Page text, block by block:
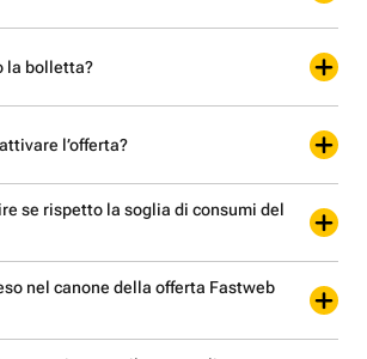
la bolletta?
l’offerta?
se rispetto la soglia di consumi del
nel canone della offerta Fastweb